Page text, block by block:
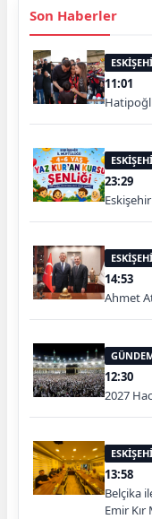
Son Haberler
11:01
23:29
14:53
Ahmet
12:30
2027
13:58
Belçika
Emir Kır